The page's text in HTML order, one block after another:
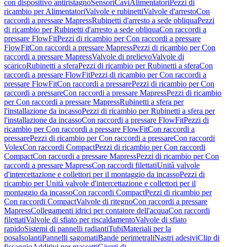
con dispositivo antiristagnoSensoriCaviAlimentatori Pezzi di
ricambio per AlimentatoriValvole e rubinettiValvole d'arrestoCon
raccordi a pressare MapressRubinetti d'arresto a sede obliquaPezzi
di ricambio per Rubinetti d'arresto a sede obliquaCon raccordi a
pressare FlowFitPezzi di ricambio per Con raccordi a pressare
FlowFitCon raccordi a pressare MapressPezzi di ricambio per Con
raccordi a pressare MapressValvole di prelievoValvole di
scaricoRubinetti a sferaPezzi di ricambio per Rubinetti a sferaCon
raccordi a pressare FlowFitPezzi di ricambio per Con raccordi a
pressare FlowFitCon raccordi a pressarePezzi di ricambio per Con
raccordi a pressareCon raccordi a pressare MapressPezzi di ricambio
per Con raccordi a pressare MapressRubinetti a sfera per
l'installazione da incassoPezzi di ricambio per Rubinetti a sfera per
l'installazione da incassoCon raccordi a pressare FlowFitPezzi di
ricambio per Con raccordi a pressare FlowFitCon raccordi a
pressarePezzi di ricambio per Con raccordi a pressareCon raccordi
VolexCon raccordi CompactPezzi di ricambio per Con raccordi
CompactCon raccordi a pressare MapressPezzi di ricambio per Con
raccordi a pressare MapressCon raccordi filettatiUnità valvole
d'intercettazione e collettori per il montaggio da incassoPezzi di
ricambio per Unità valvole d'intercettazione e collettori per il
montaggio da incassoCon raccordi CompactPezzi di ricambio per
Con raccordi CompactValvole di ritegnoCon raccordi a pressare
MapressCollegamenti idrici per contatore dell'acquaCon raccordi
filettatiValvole di sfiato per riscaldamentoValvole di sfiato
rapidoSistemi di pannelli radiantiTubiMateriali per la
posaIsolantiPannelli sagomatiBande perimetraliNastri adesiviClip di